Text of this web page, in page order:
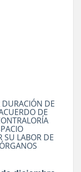
DE
DE
SU LABOR DE